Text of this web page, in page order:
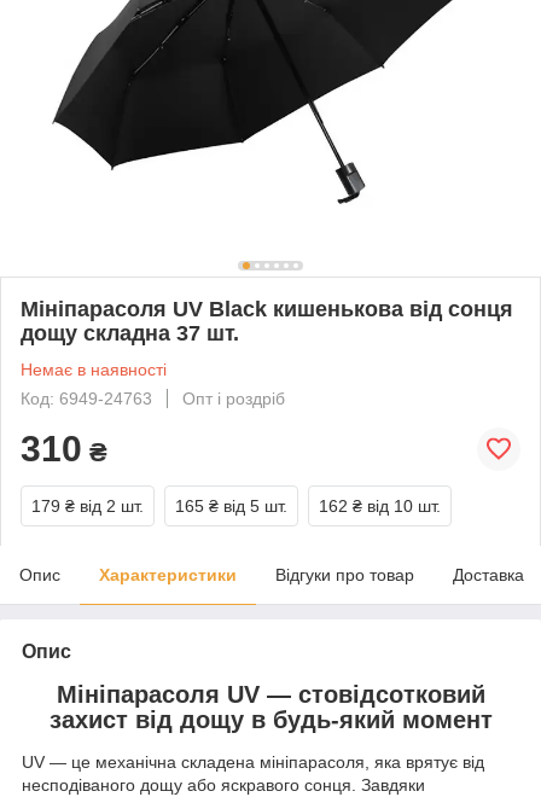
Мініпарасоля UV Black кишенькова від сонця
дощу складна 37 шт.
Немає в наявності
Код: 6949-24763
Опт і роздріб
310 ₴
179 ₴ від 2 шт. 165 ₴ від 5 шт. 162 ₴ від 10 шт.
Опис Характеристики Відгуки про товар Доставка
Опис
Мініпарасоля UV — стовідсотковий
захист від дощу в будь-який момент
UV — це механічна складена мініпарасоля, яка врятує від
несподіваного дощу або яскравого сонця. Завдяки